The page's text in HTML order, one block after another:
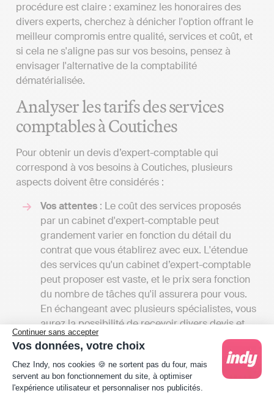
Continuer sans accepter
Vos données, votre choix
Plateforme de Gestion du Consentement :
Chez Indy, nos cookies 🍪 ne sortent pas du four, mais
servent au bon fonctionnement du site, à optimiser
l'expérience utilisateur et personnaliser nos publicités.
procédure est claire : examinez les honoraires des
divers experts, cherchez à dénicher l'option offrant le
meilleur compromis entre qualité, services et coût, et
si cela ne s'aligne pas sur vos besoins, pensez à
envisager l'alternative de la comptabilité
dématérialisée.
Analyser les tarifs des services
comptables à Coutiches
Pour obtenir un devis d’expert-comptable qui
correspond à vos besoins à Coutiches, plusieurs
aspects doivent être considérés :
Vos attentes : Le coût des services proposés
par un cabinet d'expert-comptable peut
grandement varier en fonction du détail du
contrat que vous établirez avec eux. L'étendue
des services qu'un cabinet d’expert-comptable
peut proposer est vaste, et le prix sera fonction
du nombre de tâches qu'il assurera pour vous.
En échangeant avec plusieurs spécialistes, vous
aurez la possibilité de recevoir divers devis et
de comparer les coûts par rapport aux services
proposés. Cela vous permettra aussi d'avoir une
vision d'ensemble des différentes prestations
disponibles à Coutiches.